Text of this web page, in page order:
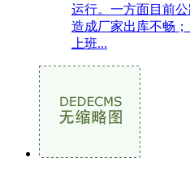
运行。一方面目前
造成厂家出库不畅
上班...